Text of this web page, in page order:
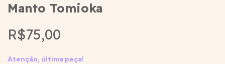
Manto Tomioka
R$75,00
Atenção, última peça!